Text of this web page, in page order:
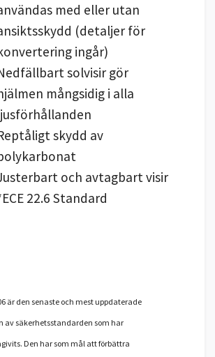
med eller utan
(detaljer för
ingår)
solvisir gör
mångsidig i alla
skydd av
och avtagbart visir
22.6 Standard
är den senaste och mest uppdaterade
av säkerhetsstandarden som har
Den har som mål att förbättra